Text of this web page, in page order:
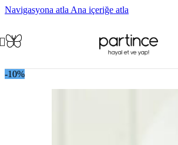
Navigasyona atla Ana içeriğe atla
-10%